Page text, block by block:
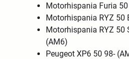
Motorhispania Furia
Motorhispania RYZ 50
Motorhispania RYZ 50
(AM6)
Peugeot XP6 50 98-